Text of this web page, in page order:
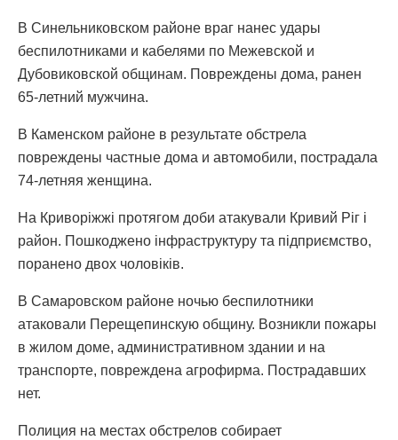
В Синельниковском районе враг нанес удары
беспилотниками и кабелями по Межевской и
Дубовиковской общинам. Повреждены дома, ранен
65-летний мужчина.
В Каменском районе в результате обстрела
повреждены частные дома и автомобили, пострадала
74-летняя женщина.
На Криворіжжі протягом доби атакували Кривий Ріг і
район. Пошкоджено інфраструктуру та підприємство,
поранено двох чоловіків.
В Самаровском районе ночью беспилотники
атаковали Перещепинскую общину. Возникли пожары
в жилом доме, административном здании и на
транспорте, повреждена агрофирма. Пострадавших
нет.
Полиция на местах обстрелов собирает